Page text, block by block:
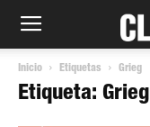
Inicio Etiquetas Grieg
Etiqueta: Grieg